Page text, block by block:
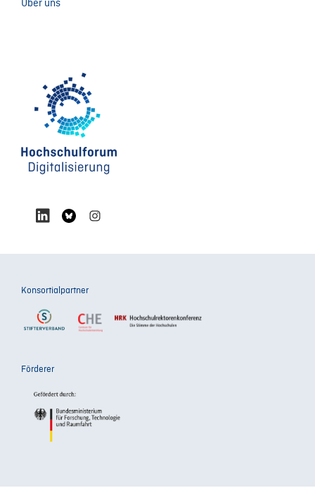
Über uns
Konsortialpartner
Förderer